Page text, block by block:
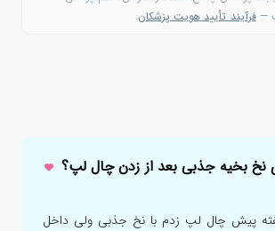
—فرآیند تأیید هویت پزشکان.
بخیه جذبی بعد از زدن چال لپ؟
پیش چال لپ زدم با نخ جذبی ولی داخل